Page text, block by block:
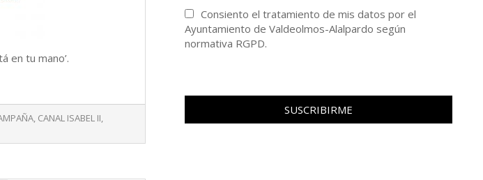
en tu mano’.
, CANAL ISABEL II,
Consiento el tratamiento de mis datos por el
Ayuntamiento de Valdeolmos-Alalpardo según
normativa RGPD.